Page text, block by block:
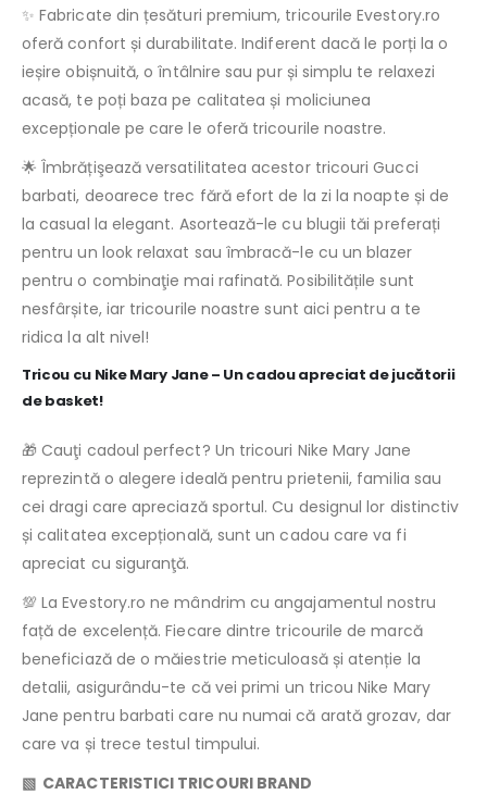
✨ Fabricate din țesături premium, tricourile Evestory.ro
oferă confort și durabilitate. Indiferent dacă le porți la o
ieșire obișnuită, o întâlnire sau pur și simplu te relaxezi
acasă, te poți baza pe calitatea și moliciunea
excepționale pe care le oferă tricourile noastre.
🌟 Îmbrățişează versatilitatea acestor tricouri Gucci
barbati, deoarece trec fără efort de la zi la noapte și de
la casual la elegant. Asortează-le cu blugii tăi preferați
pentru un look relaxat sau îmbracă-le cu un blazer
pentru o combinaţie mai rafinată. Posibilitățile sunt
nesfârșite, iar tricourile noastre sunt aici pentru a te
ridica la alt nivel!
Tricou cu Nike Mary Jane – Un cadou apreciat de jucătorii
de basket!
🎁 Cauţi cadoul perfect? Un tricouri Nike Mary Jane
reprezintă o alegere ideală pentru prietenii, familia sau
cei dragi care apreciază sportul. Cu designul lor distinctiv
și calitatea excepțională, sunt un cadou care va fi
apreciat cu siguranţă.
💯 La Evestory.ro ne mândrim cu angajamentul nostru
față de excelență. Fiecare dintre tricourile de marcă
beneficiază de o măiestrie meticuloasă și atenție la
detalii, asigurându-te că vei primi un tricou Nike Mary
Jane pentru barbati care nu numai că arată grozav, dar
care va și trece testul timpului.
▧ CARACTERISTICI TRICOURI BRAND